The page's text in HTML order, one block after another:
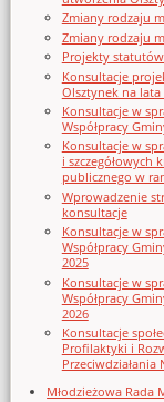
Zmiany rodzaju
Zmiany rodzaju
Projekty
Konsultacje
Olsztynek na lata
Konsultacje w
Współpracy
Konsultacje w
i szczegółowych
publicznego w
Wprowadzenie
konsultacje
Konsultacje w
Współpracy
2025
Konsultacje w
Współpracy
2026
Konsultacje
Profilaktyki i
Młodzieżowa Rada